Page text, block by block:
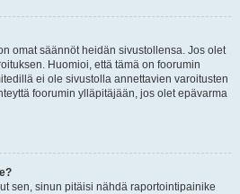
omat säännöt heidän sivustollensa. Jos olet
Huomioi, että tämä on foorumin
ei ole sivustolla annettavien varoitusten
foorumin ylläpitäjään, jos olet epävarma
sen, sinun pitäisi nähdä raportointipainike